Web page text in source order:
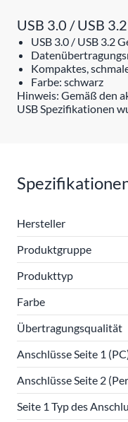
USB 3.0 / USB
USB 3.0 / USB 3.2
Kompaktes,
Farbe: schwarz
Hinweis: Gemäß den
USB Spezifikationen
Hersteller
Produktgruppe
Produkttyp
Farbe
Übertragungsqualität
Anschlüsse Seite 1
Anschlüsse Seite 2
Seite 1 Typ des